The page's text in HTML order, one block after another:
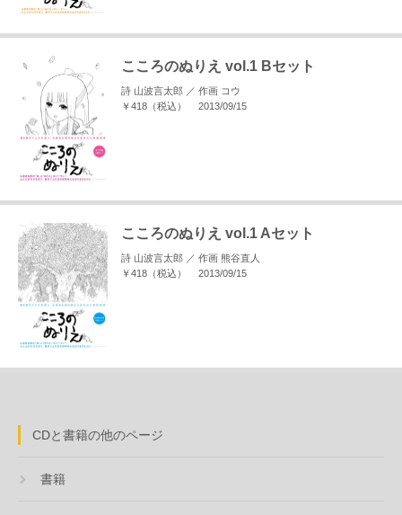
CDと書籍の他のページ
書籍
こころのぬりえ vol.1 Bセット
詩 山波言太郎 ／ 作画 コウ
￥418（税込）
2013/09/15
こころのぬりえ vol.1 Aセット
詩 山波言太郎 ／ 作画 熊谷直人
￥418（税込）
2013/09/15